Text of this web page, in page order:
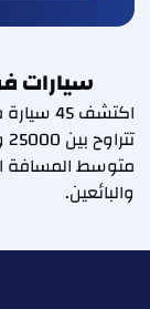
سيارات
اكتشف
والبائعين.